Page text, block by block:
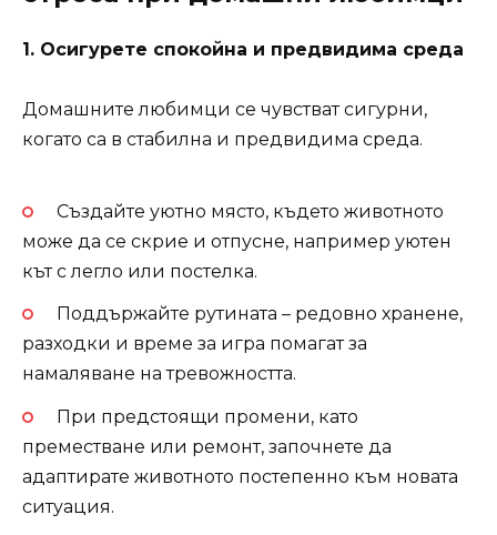
1. Осигурете спокойна и предвидима среда
Домашните любимци се чувстват сигурни,
когато са в стабилна и предвидима среда.
Създайте уютно място, където животното
може да се скрие и отпусне, например уютен
кът с легло или постелка.
Поддържайте рутината – редовно хранене,
разходки и време за игра помагат за
намаляване на тревожността.
При предстоящи промени, като
преместване или ремонт, започнете да
адаптирате животното постепенно към новата
ситуация.